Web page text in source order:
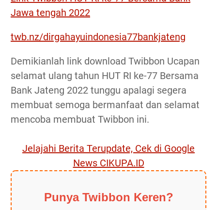
Jawa tengah 2022
twb.nz/dirgahayuindonesia77bankjateng
Demikianlah link download Twibbon Ucapan
selamat ulang tahun HUT RI ke-77 Bersama
Bank Jateng 2022 tunggu apalagi segera
membuat semoga bermanfaat dan selamat
mencoba membuat Twibbon ini.
Jelajahi Berita Terupdate, Cek di Google
News CIKUPA.ID
Punya Twibbon Keren?